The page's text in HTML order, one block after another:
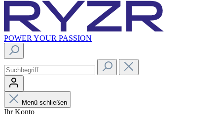
POWER YOUR PASSION
Menü schließen
Ihr Konto